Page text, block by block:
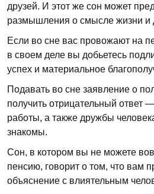
друзей. И этот же сон может
размышления о смысле жизни и
Если во сне вас провожают на
в своем деле вы добьетесь
успех и материальное
Подавать во сне заявление о
получить отрицательный ответ
работы, а также дружбы
знакомы.
Сон, в котором вы не можете
пенсию, говорит о том, что вам
объяснение с влиятельным